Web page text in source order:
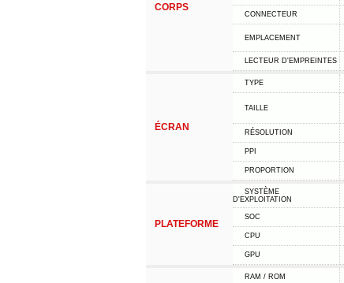
CORPS
CONNECTEUR
EMPLACEMENT
LECTEUR D'EMPREINTES
ÉCRAN
TYPE
TAILLE
RÉSOLUTION
PPI
PROPORTION
PLATEFORME
SYSTÈME
D'EXPLOITATION
SOC
CPU
GPU
RAM / ROM